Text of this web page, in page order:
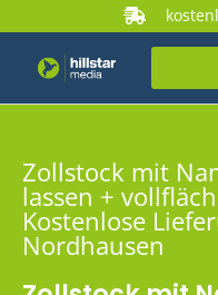
Zollstock mit
lassen +
Kostenlose
Nordhausen